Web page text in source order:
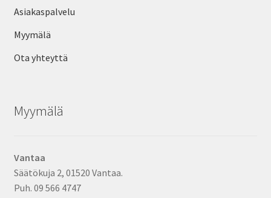
Asiakaspalvelu
Myymälä
Ota yhteyttä
Myymälä
Vantaa
Säätökuja 2, 01520 Vantaa.
Puh. 09 566 4747